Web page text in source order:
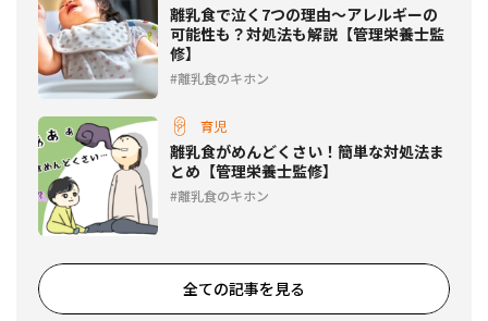
離乳食で泣く7つの理由～アレルギーの
可能性も？対処法も解説【管理栄養士監
修】
離乳食のキホン
育児
離乳食がめんどくさい！簡単な対処法ま
とめ【管理栄養士監修】
離乳食のキホン
全ての記事を見る